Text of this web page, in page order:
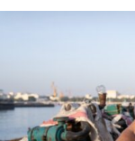
SBT-